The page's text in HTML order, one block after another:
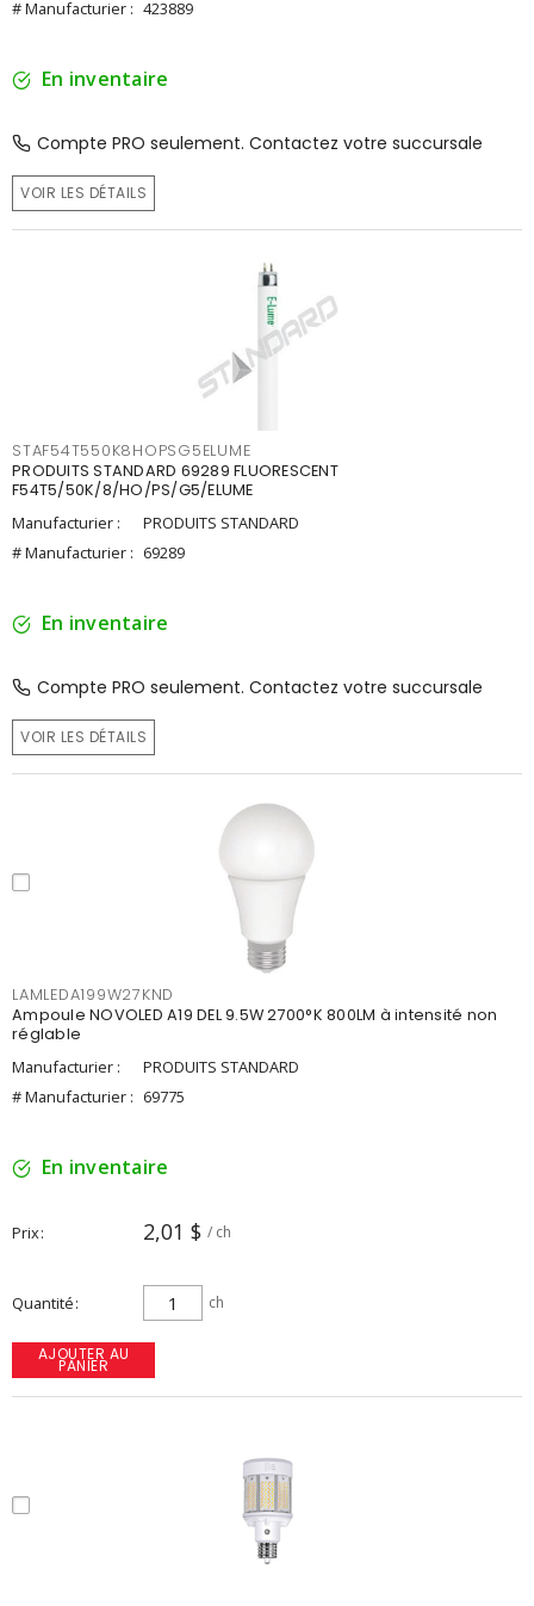
# Manufacturier : 423889
En inventaire
Compte PRO seulement. Contactez votre succursale
VOIR LES DÉTAILS
STAF54T550K8HOPSG5ELUME
PRODUITS STANDARD 69289 FLUORESCENT
F54T5/50K/8/HO/PS/G5/ELUME
Manufacturier :
PRODUITS STANDARD
# Manufacturier : 69289
En inventaire
Compte PRO seulement. Contactez votre succursale
VOIR LES DÉTAILS
LAMLEDA199W27KND
Ampoule NOVOLED A19 DEL 9.5W 2700°K 800LM à intensité non
réglable
Manufacturier :
PRODUITS STANDARD
# Manufacturier : 69775
En inventaire
Prix 2,01 $ / ch
Quantité ch
AJOUTER AU
PANIER